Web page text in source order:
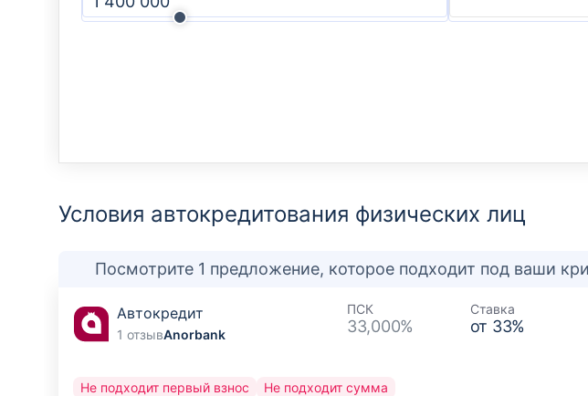
Условия автокредитования физических лиц
Посмотрите 1 предложение, которое подходит под ваши
Автокредит
1 отзывAnorbank
ПСК
33,000%
Ставка
от 33%
Не подходит первый взнос Не подходит сумма